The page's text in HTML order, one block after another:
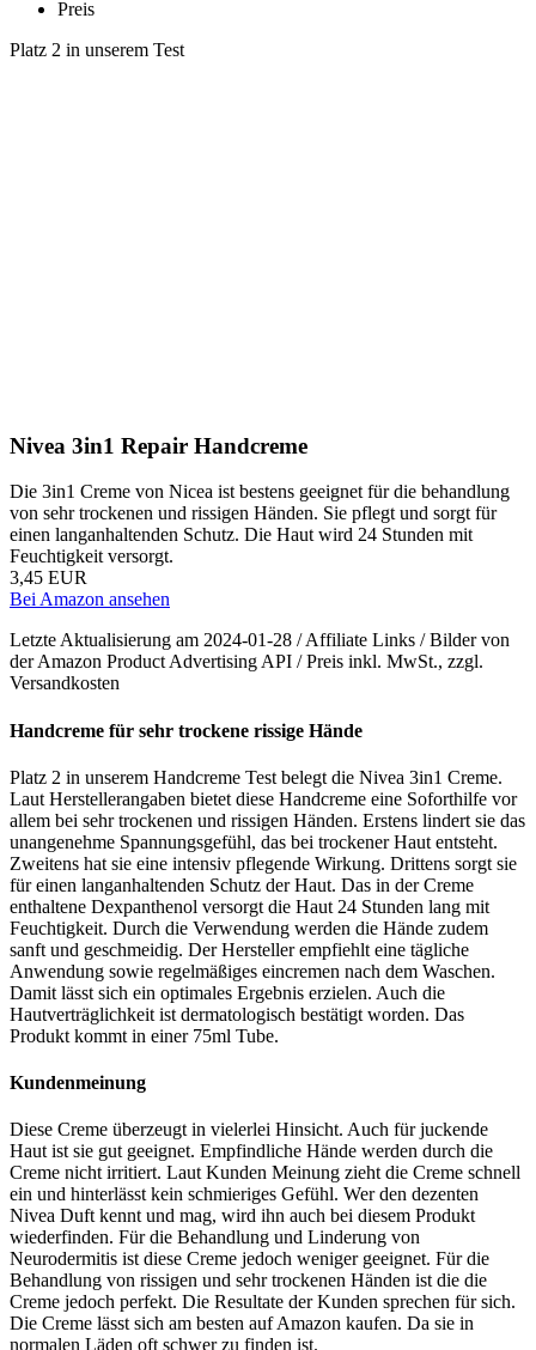
Preis
Platz 2 in unserem Test
Nivea 3in1 Repair Handcreme
Die 3in1 Creme von Nicea ist bestens geeignet für die behandlung
von sehr trockenen und rissigen Händen. Sie pflegt und sorgt für
einen langanhaltenden Schutz. Die Haut wird 24 Stunden mit
Feuchtigkeit versorgt.
3,45 EUR
Bei Amazon ansehen
Letzte Aktualisierung am 2024-01-28 / Affiliate Links / Bilder von
der Amazon Product Advertising API / Preis inkl. MwSt., zzgl.
Versandkosten
Handcreme für sehr trockene rissige Hände
Platz 2 in unserem Handcreme Test belegt die Nivea 3in1 Creme.
Laut Herstellerangaben bietet diese Handcreme eine Soforthilfe vor
allem bei sehr trockenen und rissigen Händen. Erstens lindert sie das
unangenehme Spannungsgefühl, das bei trockener Haut entsteht.
Zweitens hat sie eine intensiv pflegende Wirkung. Drittens sorgt sie
für einen langanhaltenden Schutz der Haut. Das in der Creme
enthaltene Dexpanthenol versorgt die Haut 24 Stunden lang mit
Feuchtigkeit. Durch die Verwendung werden die Hände zudem
sanft und geschmeidig. Der Hersteller empfiehlt eine tägliche
Anwendung sowie regelmäßiges eincremen nach dem Waschen.
Damit lässt sich ein optimales Ergebnis erzielen. Auch die
Hautverträglichkeit ist dermatologisch bestätigt worden. Das
Produkt kommt in einer 75ml Tube.
Kundenmeinung
Diese Creme überzeugt in vielerlei Hinsicht. Auch für juckende
Haut ist sie gut geeignet. Empfindliche Hände werden durch die
Creme nicht irritiert. Laut Kunden Meinung zieht die Creme schnell
ein und hinterlässt kein schmieriges Gefühl. Wer den dezenten
Nivea Duft kennt und mag, wird ihn auch bei diesem Produkt
wiederfinden. Für die Behandlung und Linderung von
Neurodermitis ist diese Creme jedoch weniger geeignet. Für die
Behandlung von rissigen und sehr trockenen Händen ist die die
Creme jedoch perfekt. Die Resultate der Kunden sprechen für sich.
Die Creme lässt sich am besten auf Amazon kaufen. Da sie in
normalen Läden oft schwer zu finden ist.